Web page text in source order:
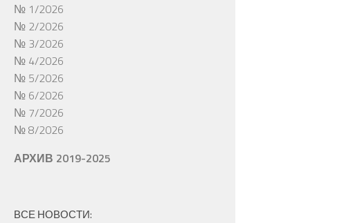
№ 1/2026
№ 2/2026
№ 3/2026
№ 4/2026
№ 5/2026
№ 6/2026
№ 7/2026
№ 8/2026
АРХИВ 2019-2025
ВСЕ НОВОСТИ: